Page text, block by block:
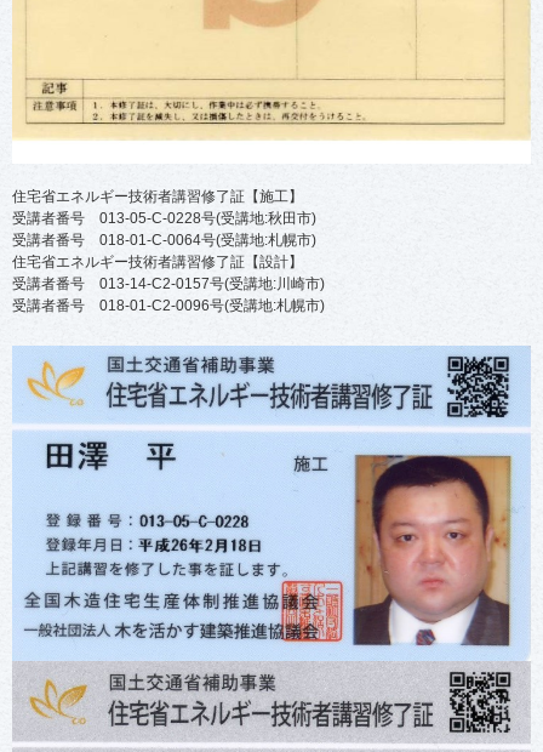
住宅省エネルギー技術者講習修了証【施工】
受講者番号 013-05-C-0228号(受講地:秋田市)
受講者番号 018-01-C-0064号(受講地:札幌市)
住宅省エネルギー技術者講習修了証【設計】
受講者番号 013-14-C2-0157号(受講地:川崎市)
受講者番号 018-01-C2-0096号(受講地:札幌市)